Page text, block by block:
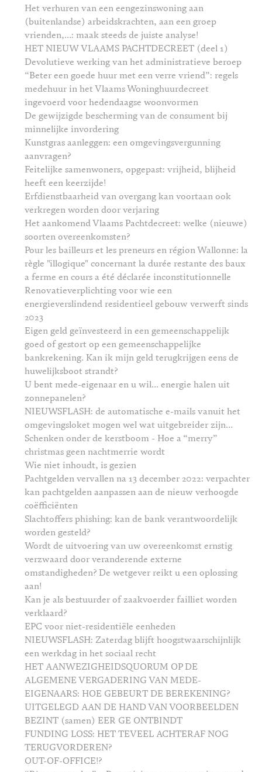
Het verhuren van een eengezinswoning aan
(buitenlandse) arbeidskrachten, aan een groep
vrienden,…: maak steeds de juiste analyse!
HET NIEUW VLAAMS PACHTDECREET (deel 1)
Devolutieve werking van het administratieve beroep
“Beter een goede huur met een verre vriend”: regels
medehuur in het Vlaams Woninghuurdecreet
ingevoerd voor hedendaagse woonvormen
De gewijzigde bescherming van de consument bij
minnelijke invordering
Kunstgras aanleggen: een omgevingsvergunning
aanvragen?
Feitelijke samenwoners, opgepast: vrijheid, blijheid
heeft een keerzijde!
Erfdienstbaarheid van overgang kan voortaan ook
verkregen worden door verjaring
Het aankomend Vlaams Pachtdecreet: welke (nieuwe)
soorten overeenkomsten?
Pour les bailleurs et les preneurs en région Wallonne: la
règle "illogique" concernant la durée restante des baux
a ferme en cours a été déclarée inconstitutionnelle
Renovatieverplichting voor wie een
energieverslindend residentieel gebouw verwerft sinds
2023
Eigen geld geïnvesteerd in een gemeenschappelijk
goed of gestort op een gemeenschappelijke
bankrekening. Kan ik mijn geld terugkrijgen eens de
huwelijksboot strandt?
U bent mede-eigenaar en u wil… energie halen uit
zonnepanelen?
NIEUWSFLASH: de automatische e-mails vanuit het
omgevingsloket mogen wel wat uitgebreider zijn…
Schenken onder de kerstboom - Hoe a “merry”
christmas geen nachtmerrie wordt
Wie niet inhoudt, is gezien
Pachtgelden vervallen na 13 december 2022: verpachter
kan pachtgelden aanpassen aan de nieuw verhoogde
coëfficiënten
Slachtoffers phishing: kan de bank verantwoordelijk
worden gesteld?
Wordt de uitvoering van uw overeenkomst ernstig
verzwaard door veranderende externe
omstandigheden? De wetgever reikt u een oplossing
aan!
Kan je als bestuurder of zaakvoerder failliet worden
verklaard?
EPC voor niet-residentiële eenheden
NIEUWSFLASH: Zaterdag blijft hoogstwaarschijnlijk
een werkdag in het sociaal recht
HET AANWEZIGHEIDSQUORUM OP DE
ALGEMENE VERGADERING VAN MEDE-
EIGENAARS: HOE GEBEURT DE BEREKENING?
UITGELEGD AAN DE HAND VAN VOORBEELDEN
BEZINT (samen) EER GE ONTBINDT
FUNDING LOSS: HET TEVEEL ACHTERAF NOG
TERUGVORDEREN?
OUT-OF-OFFICE!?